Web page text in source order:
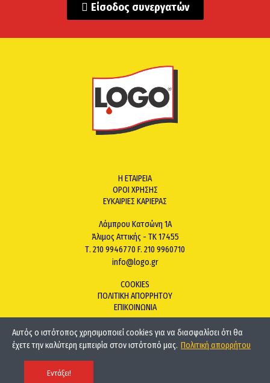
Είσοδος συνεργατών
Η ΕΤΑΙΡΕΙΑ
ΟΡΟΙ ΧΡΗΣΗΣ
ΕΥΚΑΙΡΙΕΣ ΚΑΡΙΕΡΑΣ
Λάμπρου Κατσώνη 1Α
Άλιμος Αττικής - ΤΚ 17455
Τ. 210 9946770 F. 210 9960710
info@logo.gr
COOKIES
ΠΟΛΙΤΙΚΗ ΑΠΟΡΡΗΤΟΥ
ΕΠΙΚΟΙΝΩΝΙΑ
Αυτός ο ιστότοπος χρησιμοποιεί cookies για να διασφαλίσει ότι θα
έχετε την καλύτερη εμπειρία στον ιστότοπό μας. Πολιτική απορρήτου
Εντάξει!